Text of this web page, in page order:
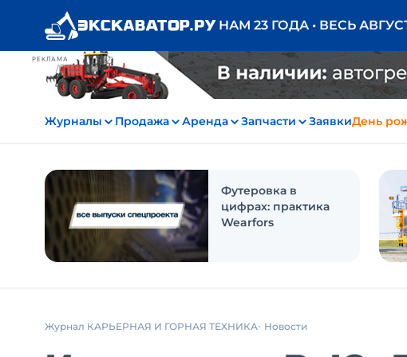
РЕКЛАМА
НАМ 23 ГОДА • ВЕСЬ
Журналы Продажа Аренда Запчасти ЗаявкиДень
Футеровка в
цифрах: практика
Wearfors
Журнал КАРЬЕРНАЯ И ГОРНАЯ ТЕХНИКА Новости